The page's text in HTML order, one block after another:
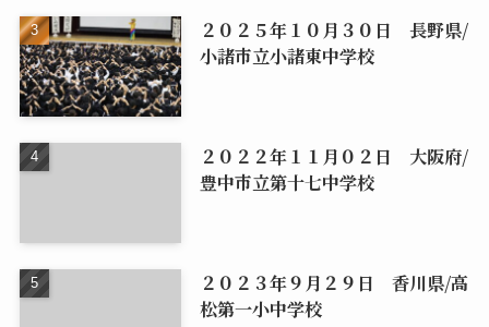
２０２５年１０月３０日 長野県/
小諸市立小諸東中学校
２０２２年１１月０２日 大阪府/
豊中市立第十七中学校
２０２３年９月２９日 香川県/高
松第一小中学校